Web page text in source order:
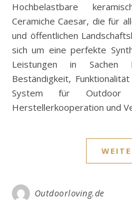
Hochbelastbare
Ceramiche Caesar, die für
und öffentlichen
sich um eine perfekte
Leistungen in Sachen
Beständigkeit,
System für Outdoor
Herstellerkooperation und
Outdoorloving.de